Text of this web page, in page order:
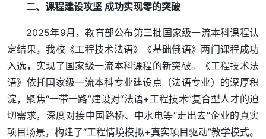
二、课程建设攻坚 成功实现零的突破
2025年9月，教育部公布第三批国家级一流本科课程认
定结果，我校《工程技术法语》《基础俄语》两门课程成功
入选，实现了国家级一流本科课程的新突破。《工程技术法
语》依托国家级一流本科专业建设点（法语专业）的深厚积
淀，聚焦“一带一路”建设对“法语+工程技术”复合型人才的迫
切需求，深度对接中国路桥、中水电等“走出去”企业的真实
项目场景，构建了“工程情境模拟+真实项目驱动”教学模式。